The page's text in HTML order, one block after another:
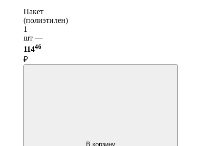
Пакет
(полиэтилен)
1
шт —
11446
₽
В корзину